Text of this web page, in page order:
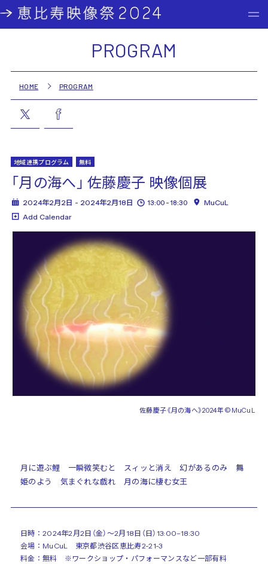
PROGRAM
HOME PROGRAM
地域連携プログラム 無料
「月の海へ」 佐藤慶子 映像個展
2024年2月2日 - 2024年2月18日 13:00 - 18:30
MuCuL
Add Calendar
佐藤慶子《月の海へ》2024年 ©MuCuL
月に遊ぶ鯉 一瞬微笑むと スィッと消え 幻があるのみ 舞
姫のよう 気まぐれな戯れ 月の海に棲む女王
日時：2024年2月2日（金）～2月18日（日）13:00–18:30
会場：MuCuL 東京都渋谷区恵比寿2-21-3
料金：無料 ※ワークショップ・パフォーマンスなど一部有料